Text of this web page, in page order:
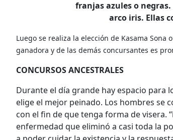
franjas azules o
arco iris. Ellas
Luego se realiza la elección de Kasama
ganadora y de las demás concursantes es
CONCURSOS ANCESTRALES
Durante el día grande hay espacio para
elige el mejor peinado. Los hombres se
con el fin de que tenga forma de visera.
enfermedad que eliminó a casi toda la